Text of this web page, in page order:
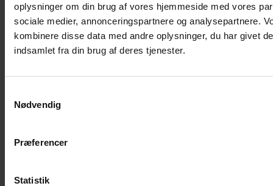
oplysninger om din brug af vores hjemmeside med vores
sociale medier, annonceringspartnere og analysepartnere.
kombinere disse data med andre oplysninger, du har givet
indsamlet fra din brug af deres tjenester.
Nødvendig
Præferencer
Statistik
Løbegård
Overdækning løbegård
Indretning til bure